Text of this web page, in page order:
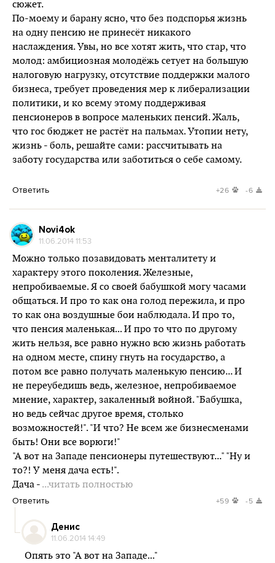
сюжет.
По-моему и барану ясно, что без подспорья жизнь
на одну пенсию не принесёт никакого
наслаждения. Увы, но все хотят жить, что стар, что
молод: амбициозная молодёжь сетует на большую
налоговую нагрузку, отсутствие поддержки малого
бизнеса, требует проведения мер к либерализации
политики, и ко всему этому поддерживая
пенсионеров в вопросе маленьких пенсий. Жаль,
что гос бюджет не растёт на пальмах. Утопии нету,
жизнь - боль, решайте сами: рассчитывать на
заботу государства или заботиться о себе самому.
Ответить +26 -6
Novi4ok
11.06.2014 11:53
Можно только позавидовать менталитету и
характеру этого поколения. Железные,
непробиваемые. Я со своей бабушкой могу часами
общаться. И про то как она голод пережила, и про
то как она воздушные бои наблюдала. И про то,
что пенсия маленькая... И про то что по другому
жить нельзя, все равно нужно всю жизнь работать
на одном месте, спину гнуть на государство, а
потом все равно получать маленькую пенсию... И
не переубедишь ведь, железное, непробиваемое
мнение, характер, закаленный войной. "Бабушка,
но ведь сейчас другое время, столько
возможностей!". "И что? Не всем же бизнесменами
быть! Они все ворюги!"
"А вот на Западе пенсионеры путешествуют..." "Ну и
то?! У меня дача есть!".
Дача - ...читать полностью
Ответить +59 -5
Денис
11.06.2014 14:49
Опять это "А вот на Западе..."